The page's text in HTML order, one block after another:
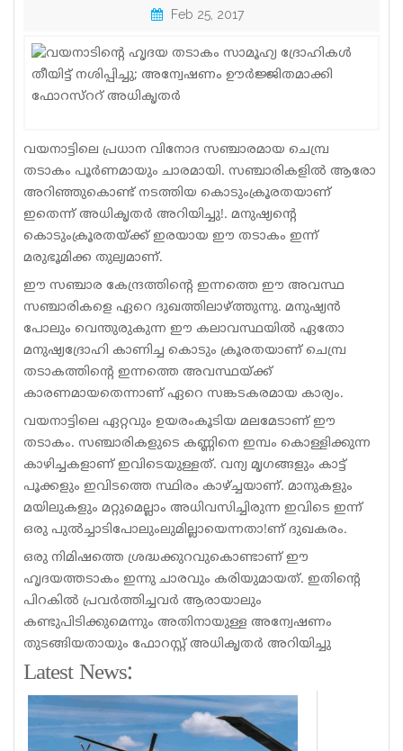
Jwala
Classifieds
Gallery
Feb 25, 2017
വയനാട്ടിലെ പ്രധാന വിനോദ സഞ്ചാരമായ ചെമ്പ്ര
തടാകം പൂര്‍ണമായും ചാരമായി. സഞ്ചാരികളില്‍ ആരോ
അറിഞ്ഞുകൊണ്ട് നടത്തിയ കൊടുംക്രൂരതയാണ്
ഇതെന്ന് അധികൃതര്‍ അറിയിച്ചു!. മനുഷ്യന്റെ
കൊടുംക്രൂരതയ്ക്ക് ഇരയായ ഈ തടാകം ഇന്ന്
മരുഭൂമിക്ക തുല്യമാണ്.
ഈ സഞ്ചാര കേന്ദ്രത്തിന്റെ ഇന്നത്തെ ഈ അവസ്ഥ
സഞ്ചാരികളെ ഏറെ ദുഖത്തിലാഴ്ത്തുന്നു. മനുഷ്യന്‍
പോലും വെന്തുരുകുന്ന ഈ കലാവസ്ഥയില്‍ ഏതോ
മനുഷ്യദ്രോഹി കാണിച്ച കൊടും ക്രൂരതയാണ് ചെമ്പ്ര
തടാകത്തിന്റെ ഇന്നത്തെ അവസ്ഥയ്ക്ക്
കാരണമായതെന്നാണ് ഏറെ സങ്കടകരമായ കാര്യം.
വയനാട്ടിലെ ഏറ്റവും ഉയരംകൂടിയ മലമേടാണ് ഈ
തടാകം. സഞ്ചാരികളുടെ കണ്ണിനെ ഇമ്പം കൊള്ളിക്കുന്ന
കാഴിച്ചകളാണ് ഇവിടെയുള്ളത്. വന്യ മൃഗങ്ങളും കാട്ട്
പൂക്കളും ഇവിടത്തെ സ്ഥിരം കാഴ്ച്ചയാണ്. മാനുകളും
മയിലുകളും മറ്റുമെല്ലാം അധിവസിച്ചിരുന്ന ഇവിടെ ഇന്ന്
ഒരു പുല്‍ച്ചാടിപോലുംലുമില്ലായെന്നതാ!ണ് ദുഖകരം.
ഒരു നിമിഷത്തെ ശ്രദ്ധക്കുറവുകൊണ്ടാണ് ഈ
ഹൃദയത്തടാകം ഇന്നു ചാരവും കരിയുമായത്. ഇതിന്റെ
പിറകില്‍ പ്രവര്‍ത്തിച്ചവര്‍ ആരായാലും
കണ്ടുപിടിക്കുമെന്നും അതിനായുള്ള അന്വേഷണം
തുടങ്ങിയതായും ഫോറസ്റ്റ് അധികൃതര്‍ അറിയിച്ചു
Latest News: